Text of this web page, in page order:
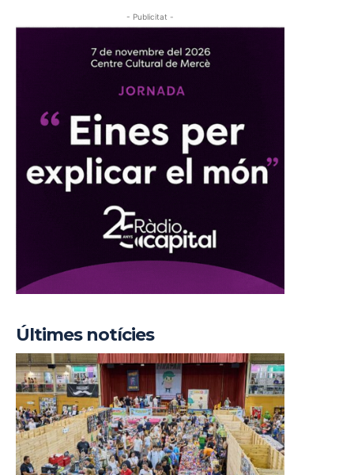
- Publicitat -
Últimes notícies